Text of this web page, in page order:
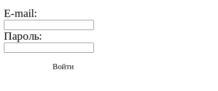
E-mail:
Пароль:
Войти